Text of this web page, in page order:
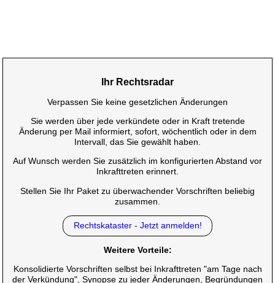
Ihr Rechtsradar
Verpassen Sie keine gesetzlichen Änderungen
Sie werden über jede verkündete oder in Kraft tretende
Änderung per Mail informiert, sofort, wöchentlich oder in dem
Intervall, das Sie gewählt haben.
Auf Wunsch werden Sie zusätzlich im konfigurierten Abstand vor
Inkrafttreten erinnert.
Stellen Sie Ihr Paket zu überwachender Vorschriften beliebig
zusammen.
Rechtskataster - Jetzt anmelden!
Weitere Vorteile:
Konsolidierte Vorschriften selbst bei Inkrafttreten "am Tage nach
der Verkündung", Synopse zu jeder Änderungen, Begründungen